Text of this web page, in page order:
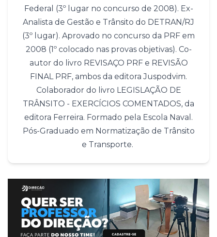
Federal (3º lugar no concurso de 2008). Ex-
Analista de Gestão e Trânsito do DETRAN/RJ
(3º lugar). Aprovado no concurso da PRF em
2008 (1º colocado nas provas objetivas). Co-
autor do livro REVISAÇO PRF e REVISÃO
FINAL PRF, ambos da editora Juspodvim.
Colaborador do livro LEGISLAÇÃO DE
TRÂNSITO - EXERCÍCIOS COMENTADOS, da
editora Ferreira. Formado pela Escola Naval.
Pós-Graduado em Normatização de Trânsito
e Transporte.